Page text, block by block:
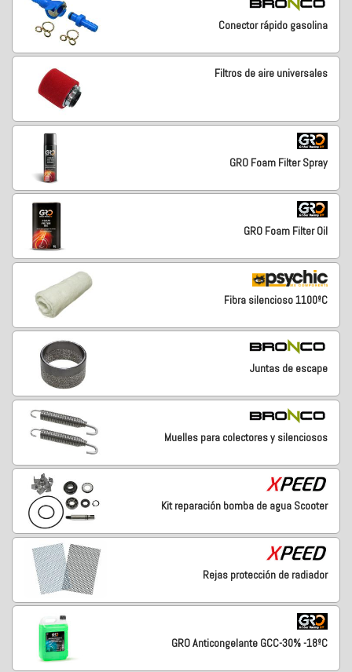
Conector rápido gasolina
Filtros de aire universales
GRO Foam Filter Spray
GRO Foam Filter Oil
Fibra silencioso 1100ºC
Juntas de escape
Muelles para colectores y silenciosos
Kit reparación bomba de agua Scooter
Rejas protección de radiador
GRO Anticongelante GCC-30% -18ºC